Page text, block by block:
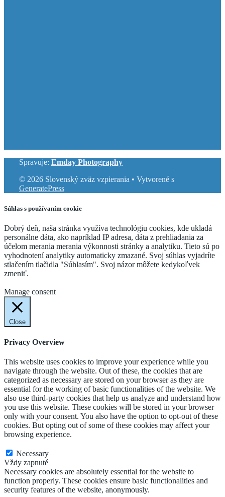
Spravuje: Emday Photography
© 2026 Slovenský zväz vzpierania • Vytvorené s
GeneratePress
Súhlas s používaním cookie
Dobrý deň, naša stránka využíva technológiu cookies, kde ukladá
personálne dáta, ako napríklad IP adresa, dáta z prehliadania za
účelom merania merania výkonnosti stránky a analytiku. Tieto sú po
vyhodnotení analytiky automaticky zmazané. Svoj súhlas vyjadríte
stlačením tlačidla "Súhlasím". Svoj názor môžete kedykoľvek
zmeniť.
Manage consent
Close
Privacy Overview
This website uses cookies to improve your experience while you
navigate through the website. Out of these, the cookies that are
categorized as necessary are stored on your browser as they are
essential for the working of basic functionalities of the website. We
also use third-party cookies that help us analyze and understand how
you use this website. These cookies will be stored in your browser
only with your consent. You also have the option to opt-out of these
cookies. But opting out of some of these cookies may affect your
browsing experience.
Necessary
Vždy zapnuté
Necessary cookies are absolutely essential for the website to
function properly. These cookies ensure basic functionalities and
security features of the website, anonymously.